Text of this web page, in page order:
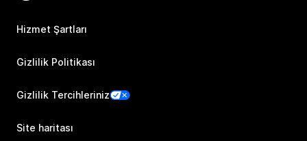
Hizmet Şartları
Gizlilik Politikası
Gizlilik Tercihleriniz
Site haritası